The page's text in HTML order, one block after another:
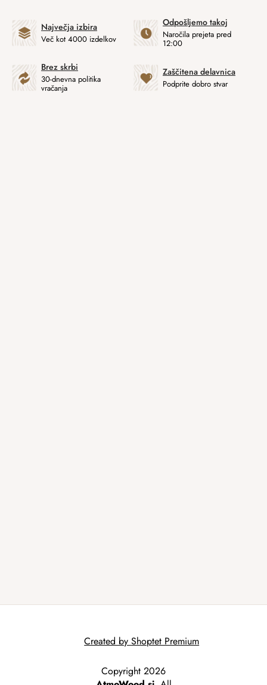
Največja izbira
Več kot 4000 izdelkov
Odpošljemo takoj
Naročila prejeta pred
12:00
Brez skrbi
30-dnevna politika
vračanja
Zaščitena delavnica
Podprite dobro stvar
Created by Shoptet Premium
Copyright 2026